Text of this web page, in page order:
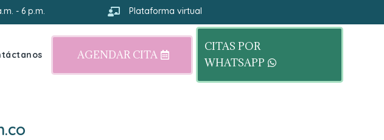
- 6 p.m.  Plataforma virtual
AGENDAR CITA
CITAS POR
WHATSAPP